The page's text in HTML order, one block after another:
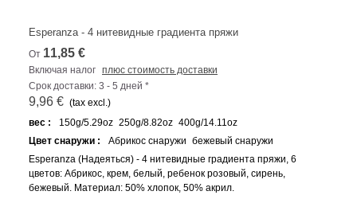
Esperanza - 4 нитевидные градиента пряжи
От 11,85 €
Включая налог плюс стоимость доставки
Срок доставки: 3 - 5 дней *
9,96 € (tax excl.)
вес :
150g/5.29oz 250g/8.82oz 400g/14.11oz
Цвет снаружи :
Абрикос снаружи бежевый снаружи
Esperanza (Надеяться) - 4 нитевидные градиента пряжи, 6
цветов: Абрикос, крем, белый, ребенок розовый, сирень,
бежевый. Материал: 50% хлопок, 50% акрил.